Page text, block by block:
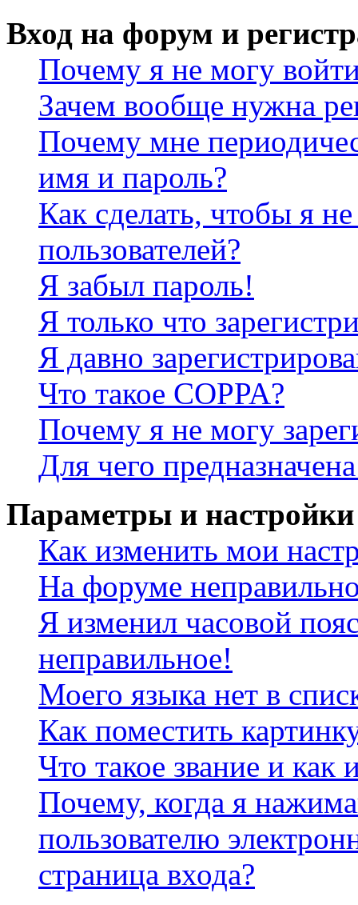
Вход на форум и
Почему я не могу
Зачем вообще нужна
Почему мне
имя и пароль?
Как сделать, чтобы я
пользователей?
Я забыл пароль!
Я только что
Я давно
Что такое COPPA?
Почему я не могу
Для чего
Параметры и настройки
Как изменить мои
На форуме
Я изменил часовой
неправильное!
Моего языка нет в
Как поместить
Что такое звание и как
Почему, когда я
пользователю
страница входа?